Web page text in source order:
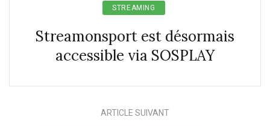
STREAMING
Streamonsport est désormais
accessible via SOSPLAY
ARTICLE SUIVANT